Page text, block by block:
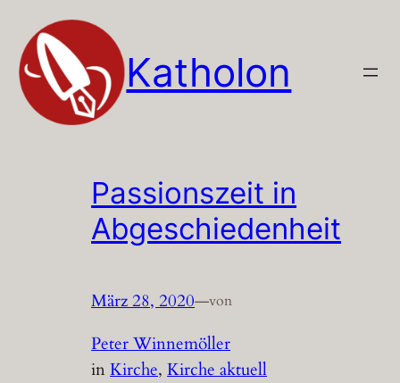
Inhalt
springen
Katholon
Passionszeit in
Abgeschiedenheit
März 28, 2020—von
Peter Winnemöller
inKirche, Kirche aktuell